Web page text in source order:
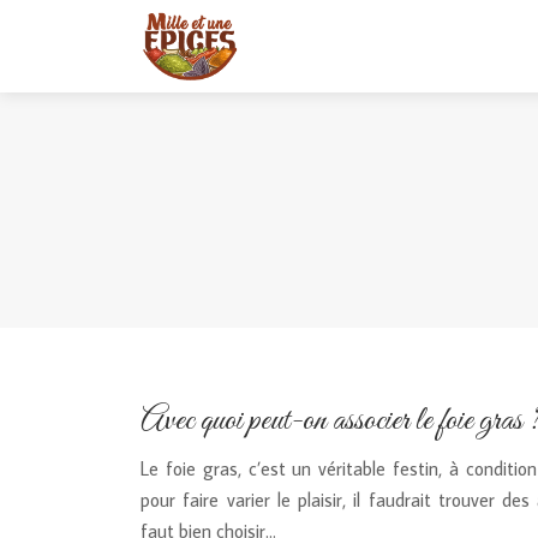
Avec quoi peut-on associer le foie gras
Le foie gras, c’est un véritable festin, à
pour faire varier le plaisir, il faudrait trouver des
faut bien choisir…